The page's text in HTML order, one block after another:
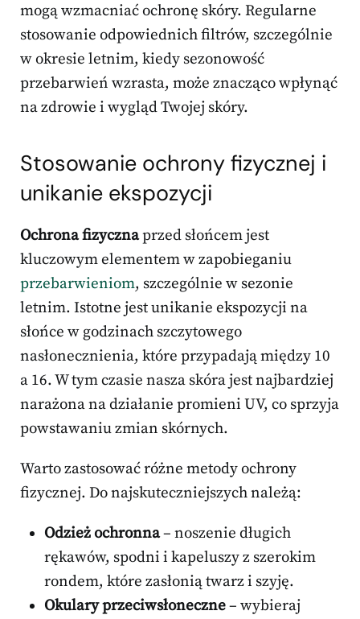
mogą wzmacniać ochronę skóry. Regularne
stosowanie odpowiednich filtrów, szczególnie
w okresie letnim, kiedy sezonowość
przebarwień wzrasta, może znacząco wpłynąć
na zdrowie i wygląd Twojej skóry.
Stosowanie ochrony fizycznej i
unikanie ekspozycji
Ochrona fizycznaprzed słońcem jest
kluczowym elementem w zapobieganiu
przebarwieniom, szczególnie w sezonie
letnim. Istotne jest unikanie ekspozycji na
słońce w godzinach szczytowego
nasłonecznienia, które przypadają między 10
a 16. W tym czasie nasza skóra jest najbardziej
narażona na działanie promieni UV, co sprzyja
powstawaniu zmian skórnych.
Warto zastosować różne metody ochrony
fizycznej. Do najskuteczniejszych należą:
Odzież ochronna– noszenie długich
rękawów, spodni i kapeluszy z szerokim
rondem, które zasłonią twarz i szyję.
Okulary przeciwsłoneczne– wybieraj